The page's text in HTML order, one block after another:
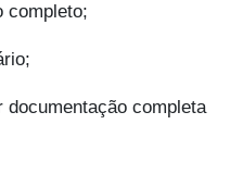
completo;
documentação completa